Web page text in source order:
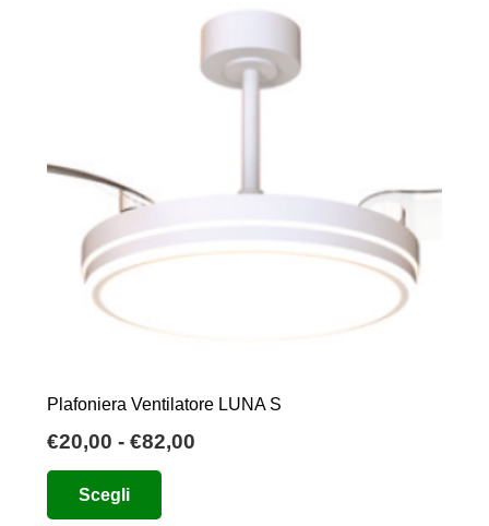
Plafoniera Ventilatore LUNA S
€20,00 - €82,00
Scegli